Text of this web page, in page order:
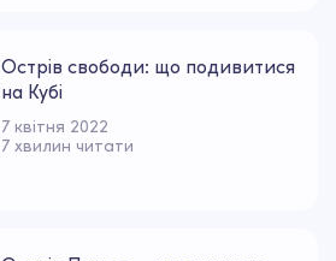
Острів свободи: що подивитися
на Кубі
7 квітня 2022
7 хвилин читати